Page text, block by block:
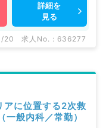
詳細を
見る
20 求人No. : 636277
に位置する2次救
般内科／常勤）